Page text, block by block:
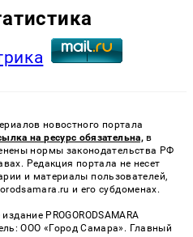
новостного портала
на ресурс обязательна, в
нормы законодательства РФ
Редакция портала не несет
и материалы пользователей,
и его субдоменах.
PROGORODSAMARA
ООО «Город Самара». Главный